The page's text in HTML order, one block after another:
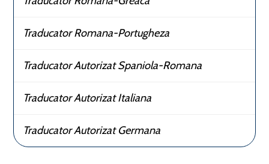
Traducator Romana-Portugheza
Traducator Autorizat Spaniola-Romana
Traducator Autorizat Italiana
Traducator Autorizat Germana